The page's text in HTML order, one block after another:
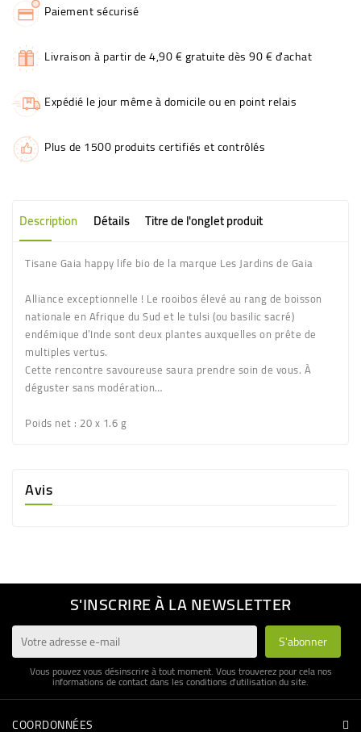
Paiement sécurisé
Livraison à partir de 4,90 € gratuite dès 90 € d'achat
Expédié le jour même à domicile ou en point relais
Plus de 1500 produits certifiés et contrôlés
Description Détails Titre de l'onglet produit
Tisane Gaia happy life bio de la marque Les Jardins de Gaia
Alliance exceptionnelle ! Le rooibos élevé au rang de boisson
nationale en Afrique du Sud et le tulsi (ou basilic sacré)
endémique d’Inde sont deux plantes auxquelles on prête de
multiples vertus.
Cette rencontre savoureuse saura prendre soin de vous. À
déguster sans modération…
Poids net : 20 x 1.6 g
Avis
S'INSCRIRE À LA NEWSLETTER
Vous pouvez vous désinscrire à tout moment. Vous trouverez pour cela nos
informations de contact dans les conditions d'utilisation du site.
COORDONNÉES